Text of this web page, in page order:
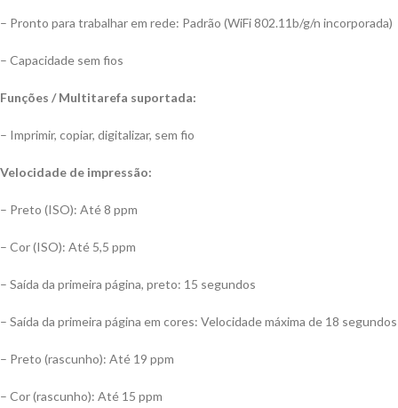
– Pronto para trabalhar em rede: Padrão (WiFi 802.11b/g/n incorporada)
– Capacidade sem fios
Funções / Multitarefa suportada:
– Imprimir, copiar, digitalizar, sem fio
Velocidade de impressão:
– Preto (ISO): Até 8 ppm
– Cor (ISO): Até 5,5 ppm
– Saída da primeira página, preto: 15 segundos
– Saída da primeira página em cores: Velocidade máxima de 18 segundos
– Preto (rascunho): Até 19 ppm
– Cor (rascunho): Até 15 ppm